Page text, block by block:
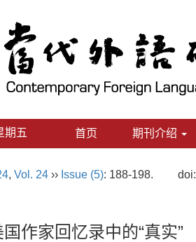
期五 首页 期刊介绍
, Vol. 24 ›› Issue (5): 188-198. doi:
作家回忆录中的“真实”